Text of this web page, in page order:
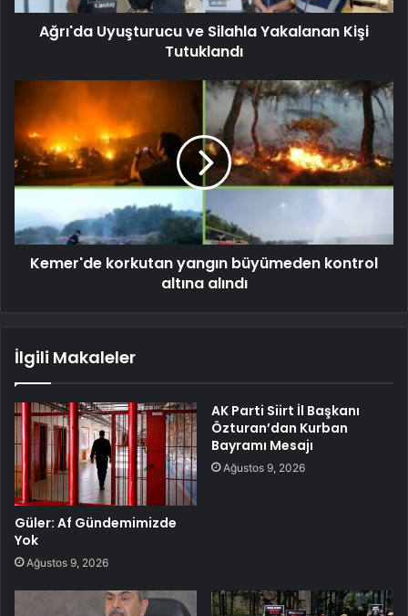
Ağrı'da Uyuşturucu ve Silahla Yakalanan Kişi
Tutuklandı
Kemer'de korkutan yangın büyümeden kontrol
altına alındı
İlgili Makaleler
Güler: Af Gündemimizde
Yok
Ağustos 9, 2026
AK Parti Siirt İl Başkanı
Özturan’dan Kurban
Bayramı Mesajı
Ağustos 9, 2026